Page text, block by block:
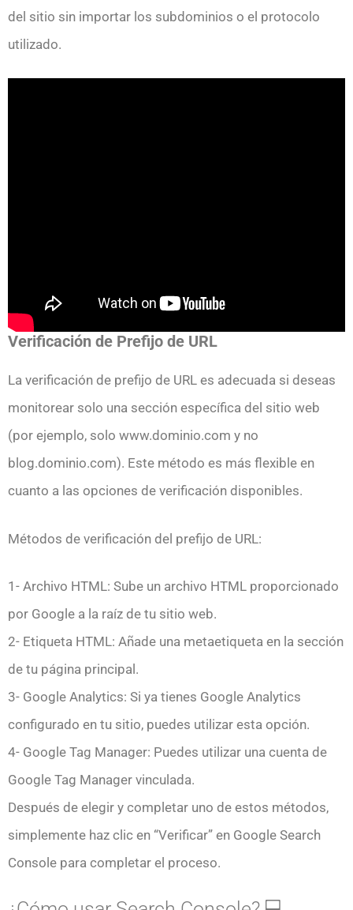
del sitio sin importar los subdominios o el protocolo
utilizado.
Verificación de Prefijo de URL
La verificación de prefijo de URL es adecuada si deseas
monitorear solo una sección específica del sitio web
(por ejemplo, solo www.dominio.com y no
blog.dominio.com). Este método es más flexible en
cuanto a las opciones de verificación disponibles.
Métodos de verificación del prefijo de URL:
1- Archivo HTML: Sube un archivo HTML proporcionado
por Google a la raíz de tu sitio web.
2- Etiqueta HTML: Añade una metaetiqueta en la sección
de tu página principal.
3- Google Analytics: Si ya tienes Google Analytics
configurado en tu sitio, puedes utilizar esta opción.
4- Google Tag Manager: Puedes utilizar una cuenta de
Google Tag Manager vinculada.
Después de elegir y completar uno de estos métodos,
simplemente haz clic en “Verificar” en Google Search
Console para completar el proceso.